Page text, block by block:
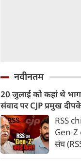
नवीनतम
20 जुलाई को कहां थे
संवाद पर CJP प्रमुख
बहुत देर हो गई!
RSS
Gen-Z
संघ